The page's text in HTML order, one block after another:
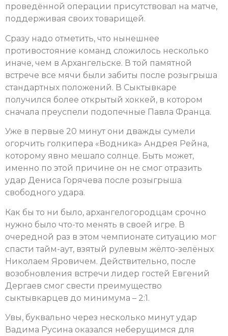
проведённой операции присутствовал на матче,
поддерживая своих товарищей.
Сразу надо отметить, что нынешнее
противостояние команд сложилось несколько
иначе, чем в Архангельске. В той памятной
встрече все мячи были забиты после розыгрыша
стандартных положений. В Сыктывкаре
получился более открытый хоккей, в котором
сначала преуспели подопечные Павла Франца.
Уже в первые 20 минут они дважды сумели
огорчить голкипера «Водника» Андрея Рейна,
которому явно мешало солнце. Быть может,
именно по этой причине он не смог отразить
удар Дениса Горячева после розыгрыша
свободного удара.
Как бы то ни было, архангелогородцам срочно
нужно было что-то менять в своей игре. В
очередной раз в этом чемпионате ситуацию мог
спасти тайм-аут, взятый рулевым жёлто-зелёных
Николаем Яровичем. Действительно, после
возобновления встречи лидер гостей Евгений
Дергаев смог свести преимущество
сыктывкарцев до минимума – 2:1.
Увы, буквально через несколько минут удар
Вадима Русина оказался неберущимся для